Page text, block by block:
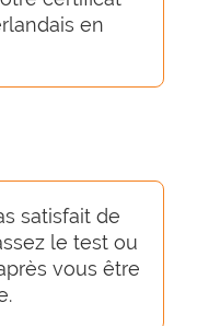
en
satisfait de
le test ou
vous être